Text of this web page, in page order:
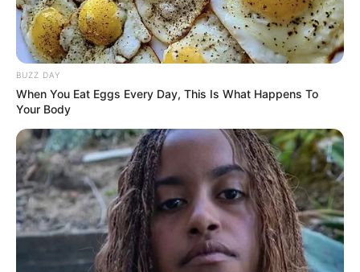
BUZZ DAY
When You Eat Eggs Every Day, This Is What Happens To
Your Body